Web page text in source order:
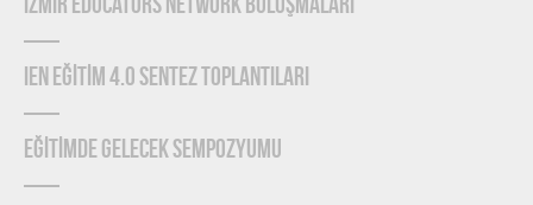
İZMİR EDUCATORS NETWORK BULUŞMALARI
IEN EĞİTİM 4.0 SENTEZ TOPLANTILARI
EĞİTİMDE GELECEK SEMPOZYUMU